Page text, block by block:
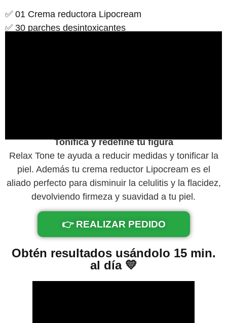
✅ 01 Crema reductora Lipocream
✅ 30 parches desintoxicantes
Tonifica y redefine tu figura
Relax Tone te ayuda a reducir medidas y tonificar la
piel. Además tu crema reductor Lipocream es el
aliado perfecto para disminuir la celulitis y la flacidez,
devolviendo firmeza y suavidad a tu piel.
👉 REALIZAR PEDIDO
Obtén resultados usándolo 15 min.
al día 💛